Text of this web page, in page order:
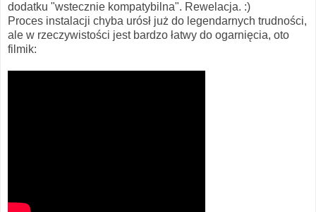
dodatku "wstecznie kompatybilna". Rewelacja. :)
Proces instalacji chyba urósł już do legendarnych trudności,
ale w rzeczywistości jest bardzo łatwy do ogarnięcia, oto
filmik: